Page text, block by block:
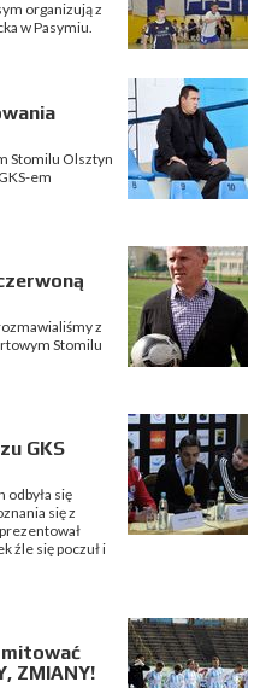
organizują z
w Pasymiu.
Stomilu Olsztyn
em
z
Stomilu
GKS
odbyła się
się z
źle się poczuł i
ZMIANY!